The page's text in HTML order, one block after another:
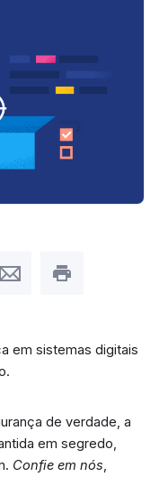
Facebook
Share by Email
Print this
em sistemas digitais
de verdade, a
em segredo,
Confie em nós